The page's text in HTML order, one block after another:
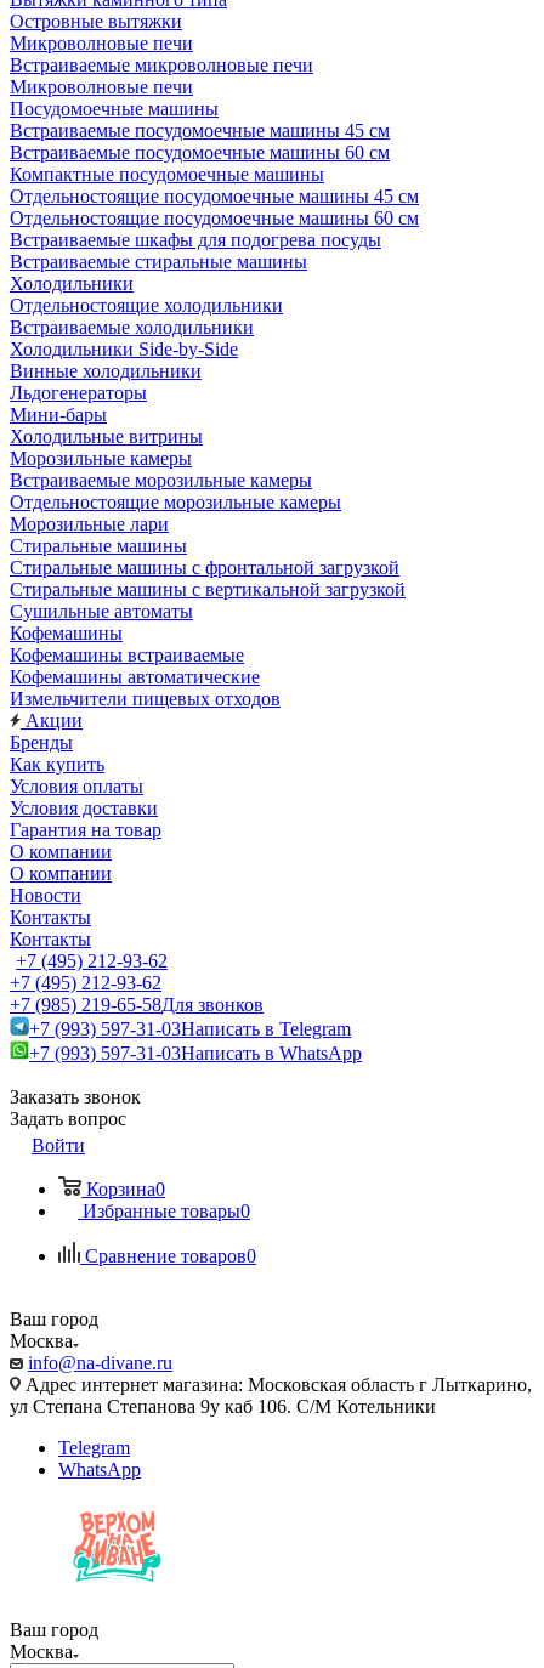
Островные вытяжки
Микроволновые печи
Встраиваемые микроволновые печи
Микроволновые печи
Посудомоечные машины
Встраиваемые посудомоечные машины 45 см
Встраиваемые посудомоечные машины 60 см
Компактные посудомоечные машины
Отдельностоящие посудомоечные машины 45 см
Отдельностоящие посудомоечные машины 60 см
Встраиваемые шкафы для подогрева посуды
Встраиваемые стиральные машины
Холодильники
Отдельностоящие холодильники
Встраиваемые холодильники
Холодильники Side-by-Side
Винные холодильники
Льдогенераторы
Мини-бары
Холодильные витрины
Морозильные камеры
Встраиваемые морозильные камеры
Отдельностоящие морозильные камеры
Морозильные лари
Стиральные машины
Стиральные машины с фронтальной загрузкой
Стиральные машины с вертикальной загрузкой
Сушильные автоматы
Кофемашины
Кофемашины встраиваемые
Кофемашины автоматические
Измельчители пищевых отходов
Акции
Бренды
Как купить
Условия оплаты
Условия доставки
Гарантия на товар
О компании
О компании
Новости
Контакты
Контакты
+7 (495) 212-93-62
+7 (495) 212-93-62
+7 (985) 219-65-58Для звонков
+7 (993) 597-31-03Написать в Telegram
+7 (993) 597-31-03Написать в WhatsApp
Заказать звонок
Задать вопрос
Войти
Корзина0
Избранные товары0
Сравнение товаров0
Ваш город
Москва
info@na-divane.ru
Адрес интернет магазина: Московская область г Лыткарино,
ул Степана Степанова 9у каб 106. С/М Котельники
Telegram
WhatsApp
Ваш город
Москва